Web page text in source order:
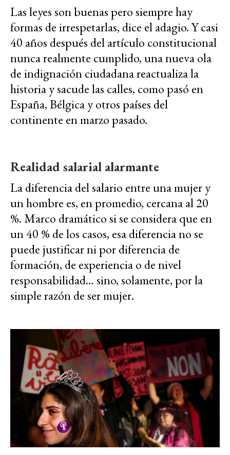
Las leyes son buenas pero siempre hay
formas de irrespetarlas, dice el adagio. Y casi
40 años después del artículo constitucional
nunca realmente cumplido, una nueva ola
de indignación ciudadana reactualiza la
historia y sacude las calles, como pasó en
España, Bélgica y otros países del
continente en marzo pasado.
Realidad salarial alarmante
La diferencia del salario entre una mujer y
un hombre es, en promedio, cercana al 20
%. Marco dramático si se considera que en
un 40 % de los casos, esa diferencia no se
puede justificar ni por diferencia de
formación, de experiencia o de nivel
responsabilidad… sino, solamente, por la
simple razón de ser mujer.